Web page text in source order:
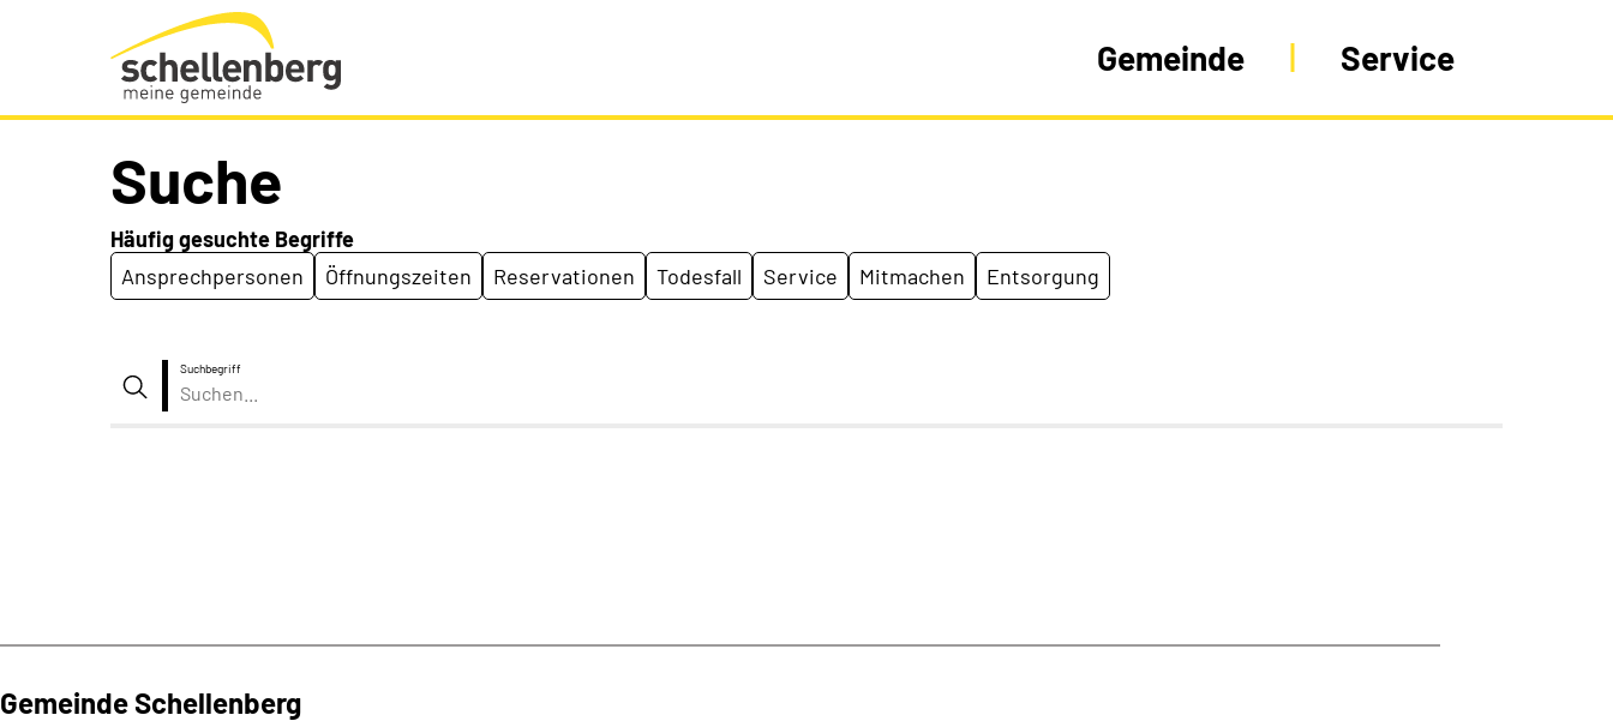
Gemeinde Schellenberg Startseite
Gemeinde Service
Suche
Häufig gesuchte Begriffe
Ansprechpersonen
Öffnungszeiten Reservationen Todesfall Service Mitmachen Entsorgung
Suchbegriff
Gemeinde Schellenberg